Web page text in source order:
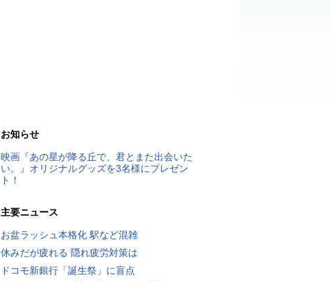
お知らせ
映画『あの星が降る丘で、君とまた出会いた
い。』オリジナルグッズを3名様にプレゼン
ト！
主要ニュース
お盆ラッシュ本格化 駅など混雑
休みだが疲れる 隠れ疲労対策は
ドコモ新銀行「誕生祭」に盲点